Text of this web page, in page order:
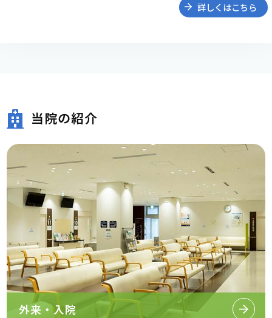
詳しくはこちら
当院の紹介
外来・入院